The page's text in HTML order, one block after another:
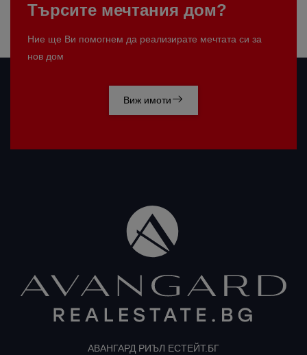
Търсите мечтания дом?
Ние ще Ви помогнем да реализирате мечтата си за
нов дом
Виж имоти
АВАНГАРД РИЪЛ ЕСТЕЙТ.БГ